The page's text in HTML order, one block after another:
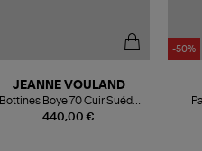
440,00 €
JEANNE VOULAND
Bottines Boye 70 Cuir Suédé
Noir
-50%